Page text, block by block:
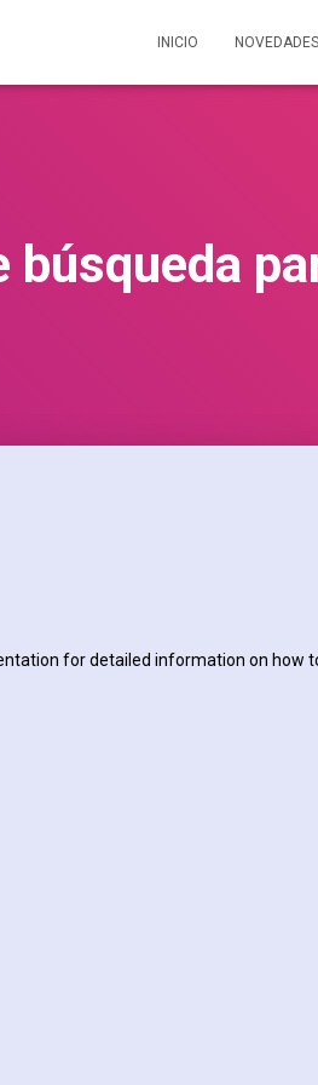
INICIO
búsqueda
for detailed information on how